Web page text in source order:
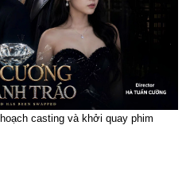
casting và khởi quay phim